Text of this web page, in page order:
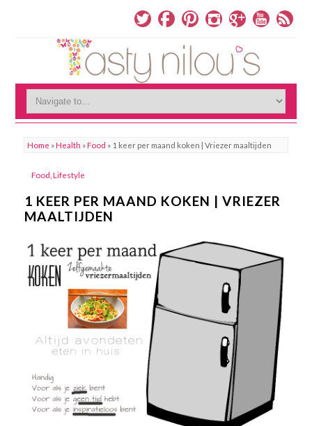
Home »Health »Food » 1 keer per maand koken | Vriezer maaltijden
Food Lifestyle
1 KEER PER MAAND KOKEN | VRIEZER
MAALTIJDEN